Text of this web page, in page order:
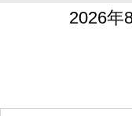
2026年